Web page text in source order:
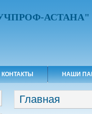
АСТАНА"
КОНТАКТЫ НАШИ
Вы здесь
Главная